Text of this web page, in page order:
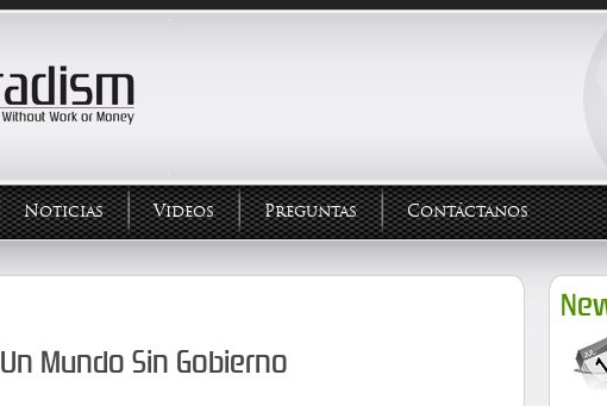
Noticias Videos Preguntas Contáctanos
Un Mundo Sin Gobierno